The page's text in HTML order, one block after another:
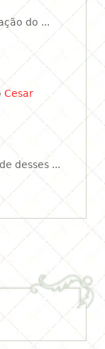
do ...
Cesar
desses ...